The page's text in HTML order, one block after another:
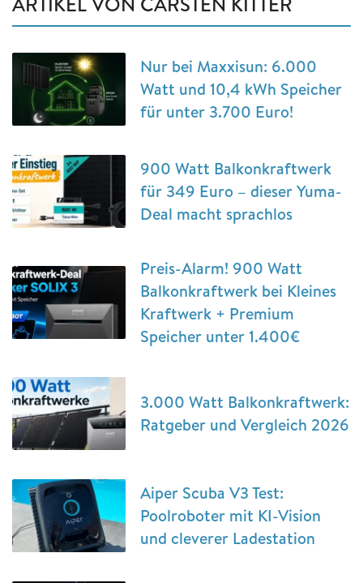
Nur bei Maxxisun: 6.000
Watt und 10,4 kWh Speicher
für unter 3.700 Euro!
900 Watt Balkonkraftwerk
für 349 Euro – dieser Yuma-
Deal macht sprachlos
Preis-Alarm! 900 Watt
Balkonkraftwerk bei Kleines
Kraftwerk + Premium
Speicher unter 1.400€
3.000 Watt Balkonkraftwerk:
Ratgeber und Vergleich 2026
Aiper Scuba V3 Test:
Poolroboter mit KI-Vision
und cleverer Ladestation